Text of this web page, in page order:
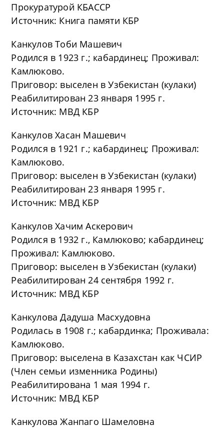
Прокуратурой КБАССР
Источник: Книга памяти КБР
Канкулов Тоби Машевич
Родился в 1923 г.; кабардинец; Проживал:
Камлюково.
Приговор: выселен в Узбекистан (кулаки)
Реабилитирован 23 января 1995 г.
Источник: МВД КБР
Канкулов Хасан Машевич
Родился в 1921 г.; кабардинец; Проживал:
Камлюково.
Приговор: выселен в Узбекистан (кулаки)
Реабилитирован 23 января 1995 г.
Источник: МВД КБР
Канкулов Хачим Аскерович
Родился в 1932 г., Камлюково; кабардинец;
Проживал: Камлюково.
Приговор: выселен в Узбекистан (кулаки)
Реабилитирован 24 сентября 1992 г.
Источник: МВД КБР
Канкулова Дадуша Масхудовна
Родилась в 1908 г.; кабардинка; Проживала:
Камлюково.
Приговор: выселена в Казахстан как ЧСИР
(Член семьи изменника Родины)
Реабилитирована 1 мая 1994 г.
Источник: МВД КБР
Канкулова Жанпаго Шамеловна